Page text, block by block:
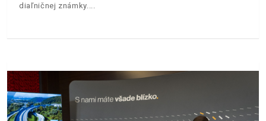
diaľničnej známky.